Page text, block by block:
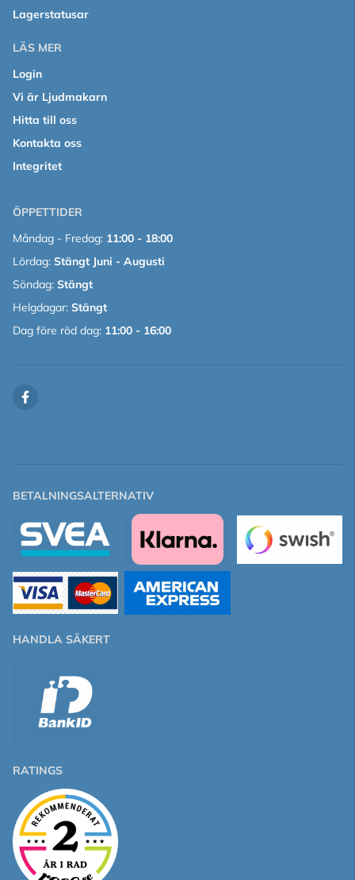
Lagerstatusar
LÄS MER
Login
Vi är Ljudmakarn
Hitta till oss
Kontakta oss
Integritet
ÖPPETTIDER
Måndag - Fredag: 11:00 - 18:00
Lördag: Stängt Juni - Augusti
Söndag: Stängt
Helgdagar: Stängt
Dag före röd dag: 11:00 - 16:00
BETALNINGSALTERNATIV
HANDLA SÄKERT
RATINGS